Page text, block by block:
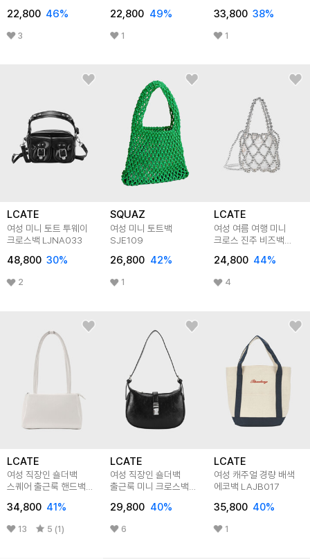
22,800 46%
3
22,800 49%
1
33,800 38%
1
LCATE
여성 미니 토트 투웨이
크로스백 LJNA033
48,800 30%
2
SQUAZ
여성 미니 토트백
SJE109
26,800 42%
1
LCATE
여성 여름 여행 미니
크로스 진주 비즈백
24,800 44%
4
LCATE
여성 직장인 숄더백
스퀘어 출근룩 핸드백
34,800 41%
13 5 (1)
LCATE
여성 직장인 숄더백
출근룩 미니 크로스백
29,800 40%
6
LCATE
여성 캐주얼 경량 배색
에코백 LAJB017
35,800 40%
1